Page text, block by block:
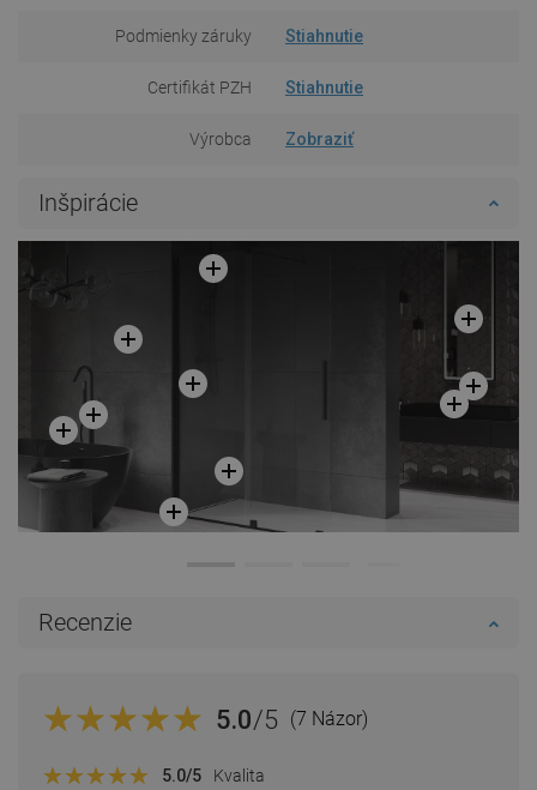
Podmienky záruky Stiahnutie
Certifikát PZH Stiahnutie
Výrobca Zobraziť
Inšpirácie
Recenzie
5.0/5 (7 Názor)
5.0/5 Kvalita